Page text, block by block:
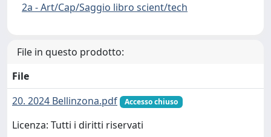
2a - Art/Cap/Saggio libro scient/tech
File in questo prodotto:
File
20. 2024 Bellinzona.pdf
Accesso chiuso
Licenza: Tutti i diritti riservati